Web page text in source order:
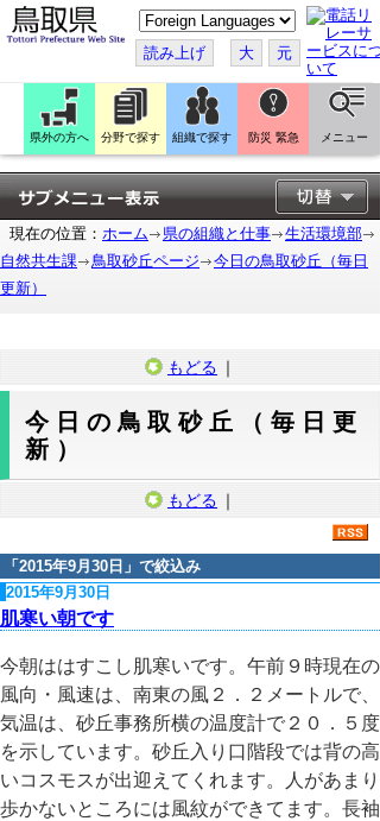
こ
の
ペ
ー
ジ
翻
訳
す
る
読み上げ 大 元
県外の方へ 分野で探す 組織で探す 防災 緊急 メニュー
現在の位置： ホーム 県の組織と仕事
生活環境部
自然共生課
鳥取砂丘ページ
今日の鳥取砂丘（毎日
更新）
もどる ｜
今日の鳥取砂丘（毎日更
新）
もどる ｜
「 2015年9月30日 」で絞込み
2015年9月30日
肌寒い朝です
今朝ははすこし肌寒いです。午前９時現在の
風向・風速は、南東の風２．２メートルで、
気温は、砂丘事務所横の温度計で２０．５度
を示しています。砂丘入り口階段では背の高
いコスモスが出迎えてくれます。人があまり
歩かないところには風紋ができてます。長袖